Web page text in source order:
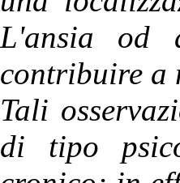
L'ansia od
contribuire a
Tali
di tipo